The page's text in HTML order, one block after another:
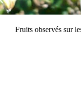
Fruits observés sur